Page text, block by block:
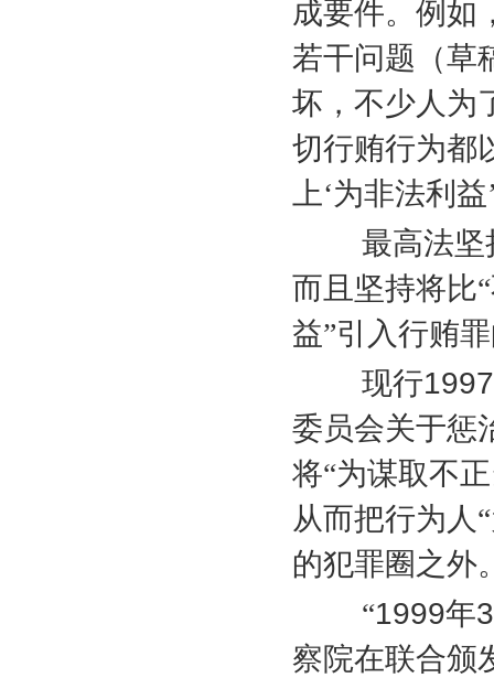
成要件。例如
若干问题（草
坏，不少人为
切行贿行为都
上‘为非法利
最高法坚持
而且坚持将比
益”引入行贿
现行1997
委员会关于惩
将“为谋取不
从而把行为人
的犯罪圈之外
“1999年3
察院在联合颁